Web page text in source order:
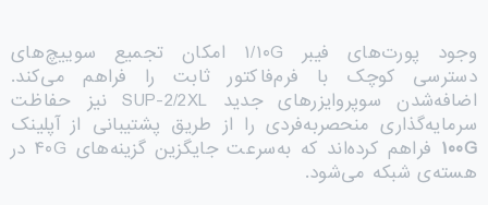
وجود پورت‌های فیبر ۱/۱۰G امکان تجمیع سوییچ‌های
دسترسی کوچک با فرم‌فاکتور ثابت را فراهم می‌کند.
اضافه‌شدن سوپروایزرهای جدید SUP-2/2XL نیز حفاظت
سرمایه‌گذاری منحصربه‌فردی را از طریق پشتیبانی از آپلینک
۱۰۰G
فراهم کرده‌اند که به‌سرعت جایگزین گزینه‌های ۴۰G در
هسته‌ی شبکه می‌شود.